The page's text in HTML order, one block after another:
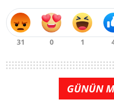
GÜNÜN